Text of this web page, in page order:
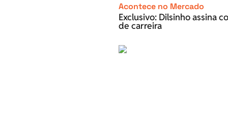
Acontece no Mercado
Exclusivo: Dilsinho assina
de carreira